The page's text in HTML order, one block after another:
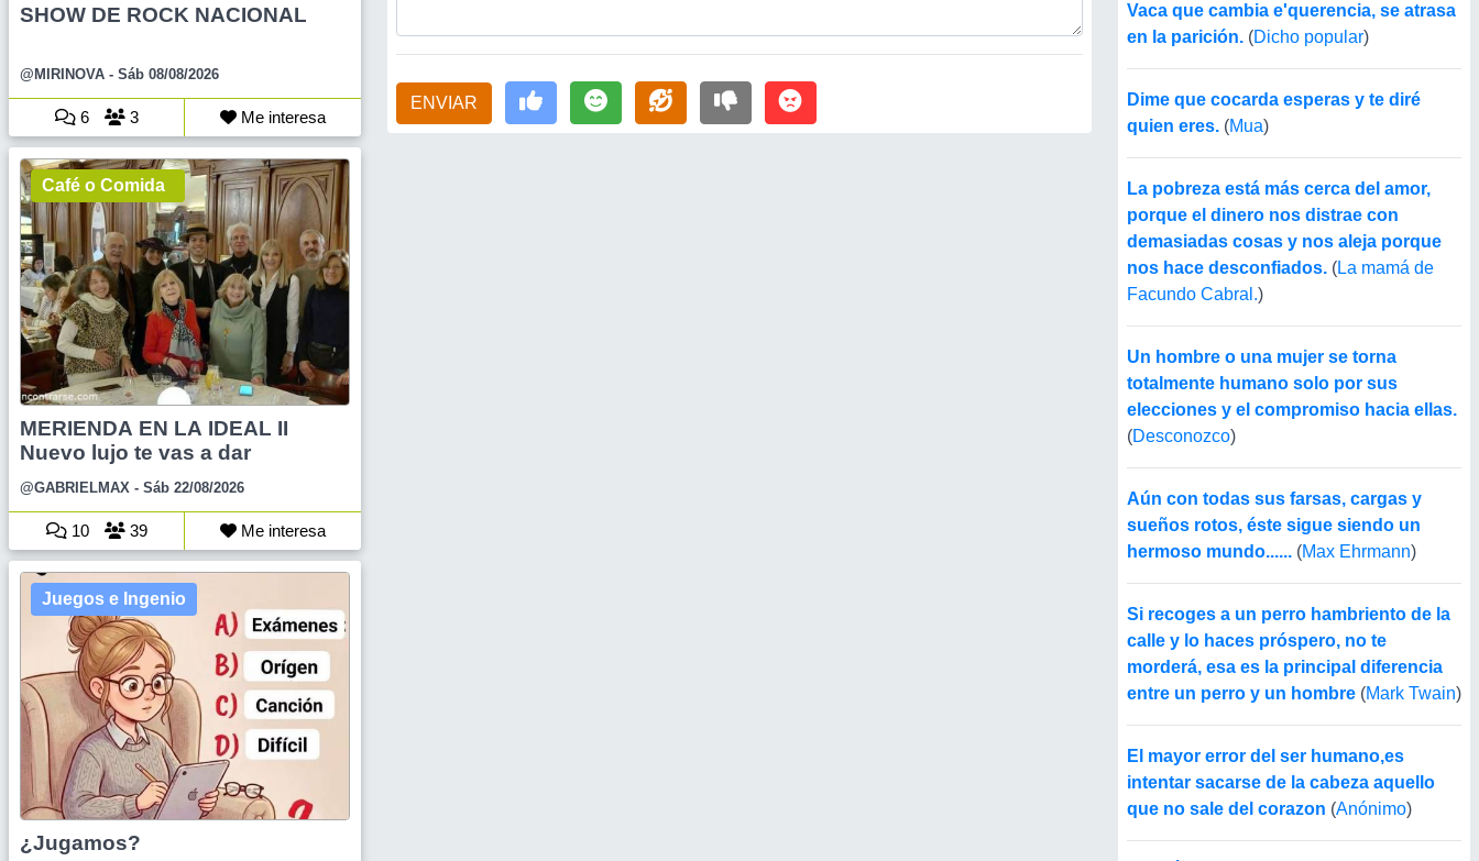
SHOW DE ROCK NACIONAL
@MIRINOVA - Sáb 08/08/2026
6 3 Me interesa
Café o Comida
MERIENDA EN LA IDEAL II
Nuevo lujo te vas a dar
@GABRIELMAX - Sáb 22/08/2026
10 39 Me interesa
Juegos e Ingenio
¿Jugamos?
ENVIAR
Vaca que cambia e'querencia, se atrasa
en la parición. (Dicho popular)
Dime que cocarda esperas y te diré
quien eres. (Mua)
La pobreza está más cerca del amor,
porque el dinero nos distrae con
demasiadas cosas y nos aleja porque
nos hace desconfiados. (La mamá de
Facundo Cabral.)
Un hombre o una mujer se torna
totalmente humano solo por sus
elecciones y el compromiso hacia ellas.
(Desconozco)
Aún con todas sus farsas, cargas y
sueños rotos, éste sigue siendo un
hermoso mundo...... (Max Ehrmann)
Si recoges a un perro hambriento de la
calle y lo haces próspero, no te
morderá, esa es la principal diferencia
entre un perro y un hombre (Mark Twain)
El mayor error del ser humano,es
intentar sacarse de la cabeza aquello
que no sale del corazon (Anónimo)